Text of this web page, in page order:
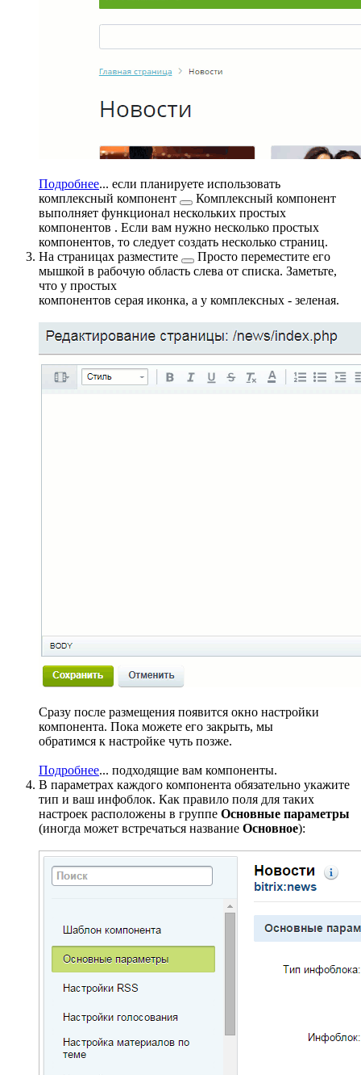
Подробнее... если планируете использовать
комплексный компонент
Комплексный компонент
выполняет функционал нескольких простых
компонентов . Если вам нужно несколько простых
компонентов, то следует создать несколько страниц.
На страницах разместите
Просто переместите его
мышкой в рабочую область слева от списка. Заметьте,
что у простых
компонентов серая иконка, а у комплексных - зеленая.
Сразу после размещения появится окно настройки
компонента. Пока можете его закрыть, мы
обратимся к настройке чуть позже.
Подробнее... подходящие вам компоненты.
В параметрах каждого компонента обязательно укажите
тип и ваш инфоблок. Как правило поля для таких
настроек расположены в группе Основные параметры
(иногда может встречаться название Основное):